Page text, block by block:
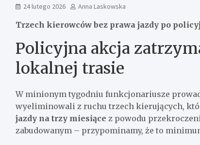
24 lutego 2026 Anna Laskowska
Trzech kierowców bez prawa jazdy po
Policyjna akcja
lokalnej trasie
W minionym tygodniu funkcjonariusze
wyeliminowali z ruchu trzech kierujących,
jazdy na trzy miesiące z powodu
zabudowanym – przypominamy, że to